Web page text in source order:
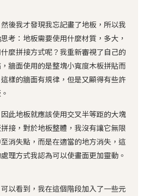
然後我才發現我忘記畫了地板，所以我
考：地板需要使用什麼材質，多大，
麼拼接方式呢？我重新審視了自己的
牆面使用的是整塊小寬度木板拼貼而
樣的牆面有規律，但是又顯得有些許
因此地板就應該使用交叉半等距的大塊
接，對於地板整體，我沒有讓它無限
消失點，而是在適當的地方消失，這
理方式我認為可以使畫面更加靈動。
可以看到，我在這個階段加入了一些元